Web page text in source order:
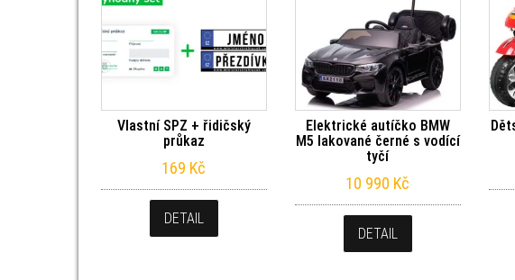
Vlastní SPZ + řidičský
průkaz
169 Kč
DETAIL
Elektrické autíčko BMW
M5 lakované černé s vodící
tyčí
10 990 Kč
DETAIL